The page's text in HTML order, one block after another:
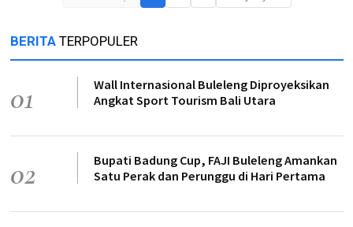
BERITA TERPOPULER
01
Wall Internasional Buleleng Diproyeksikan
Angkat Sport Tourism Bali Utara
02
Bupati Badung Cup, FAJI Buleleng Amankan
Satu Perak dan Perunggu di Hari Pertama